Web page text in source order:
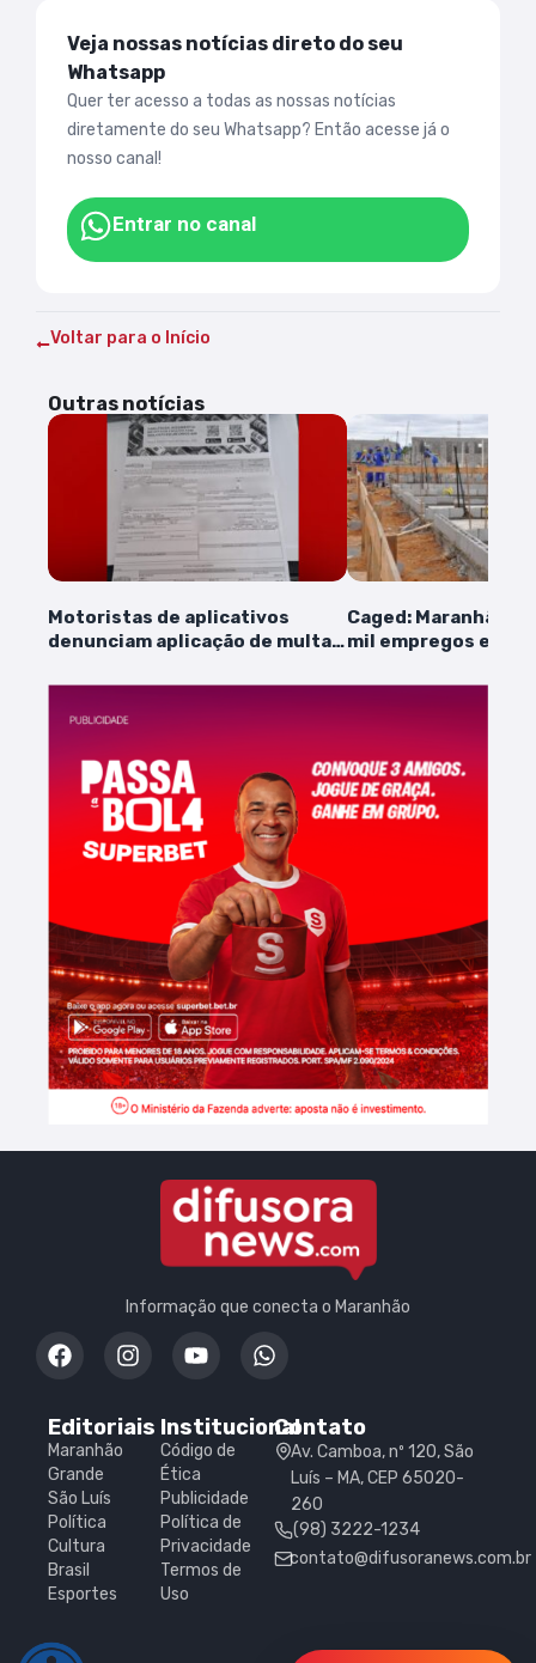
Veja nossas notícias direto do seu
Whatsapp
Quer ter acesso a todas as nossas notícias
diretamente do seu Whatsapp? Então acesse já o
nosso canal!
Entrar no canal
Voltar para o Início
Outras notícias
Motoristas de aplicativos
denunciam aplicação de multas
videomonitoramento
Caged: Maranhão
mil empregos em
contrataram
Informação que conecta o Maranhão
Editoriais
Maranhão
Grande
São Luís
Política
Cultura
Brasil
Esportes
Institucional
Código de
Ética
Publicidade
Política de
Privacidade
Termos de
Uso
Contato
Av. Camboa, nº 120, São
Luís – MA, CEP 65020-
260
(98) 3222-1234
contato@difusoranews.com.br